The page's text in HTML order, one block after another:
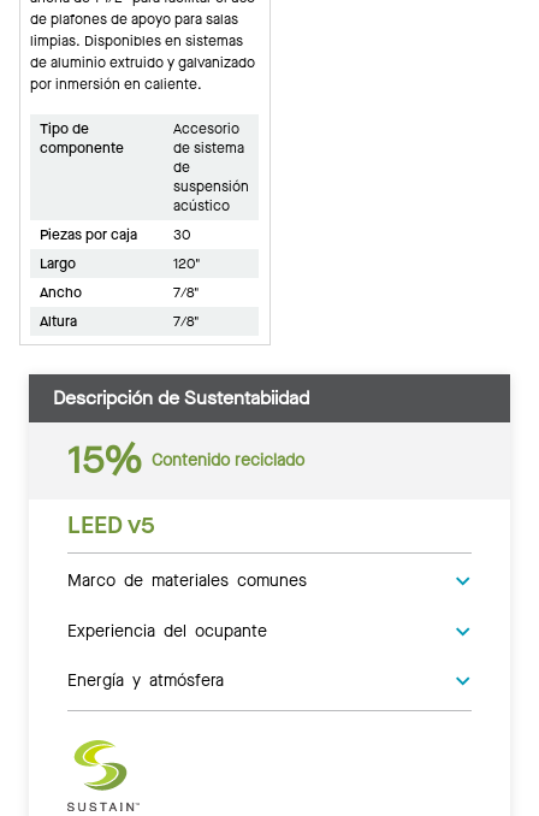
de plafones de apoyo para salas
limpias. Disponibles en sistemas
de aluminio extruido y galvanizado
por inmersión en caliente.
Tipo de
componente
Accesorio
de sistema
de
suspensión
acústico
Piezas por caja
30
Largo
120"
Ancho
7/8"
Altura
7/8"
Descripción de Sustentabiidad
15% Contenido reciclado
LEED v5
Marco de materiales comunes
Experiencia del ocupante
Energía y atmósfera